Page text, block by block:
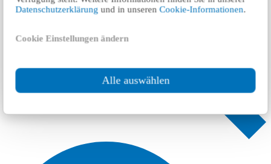
Datenschutzerklärung und in unserenCookie-Informationen.
Cookie Einstellungen ändern
Alle auswählen